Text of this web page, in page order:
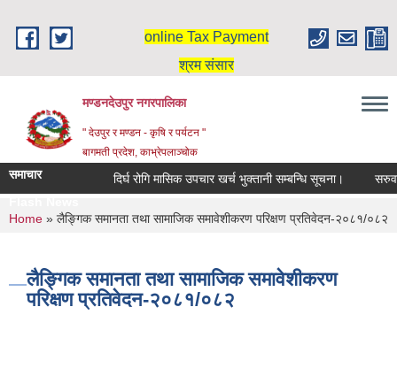
online Tax Payment
श्रम संसार
मण्डनदेउपुर नगरपालिका
" देउपुर र मण्डन - कृषि र पर्यटन "
बागमती प्रदेश, काभ्रेपलाञ्चोक
समाचार दिर्घ रोगि मासिक उपचार खर्च भुक्तानी सम्बन्धि सूचना।
You are here
Home » लैङ्गिक समानता तथा सामाजिक समावेशीकरण परिक्षण प्रतिवेदन-२०८१/०८२
लैङ्गिक समानता तथा सामाजिक समावेशीकरण
परिक्षण प्रतिवेदन-२०८१/०८२